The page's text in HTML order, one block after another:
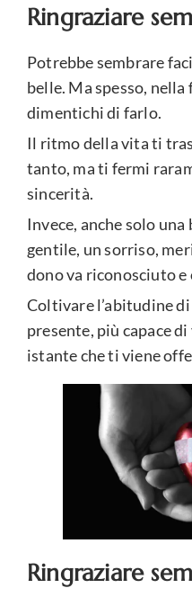
Ringraziare
Potrebbe sembrare
belle. Ma spesso,
dimentichi di farlo.
Il ritmo della vita ti
tanto, ma ti fermi
sincerità.
Invece, anche solo
gentile, un sorriso,
dono va riconosciuto e
Coltivare l’abitudine
presente, più capace
istante che ti viene
Ringraziare